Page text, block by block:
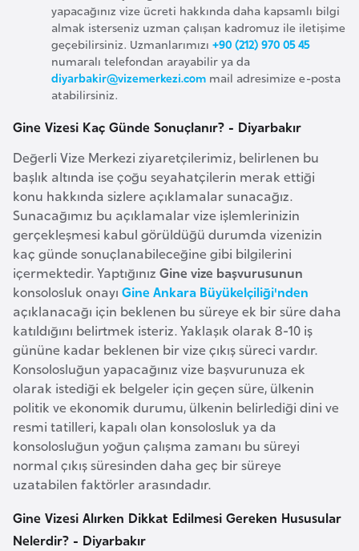
yapacağınız vize ücreti hakkında daha kapsamlı bilgi
almak isterseniz uzman çalışan kadromuz ile iletişime
geçebilirsiniz. Uzmanlarımızı +90 (212) 970 05 45
numaralı telefondan arayabilir ya da
diyarbakir@vizemerkezi.com mail adresimize e-posta
atabilirsiniz.
Gine Vizesi Kaç Günde Sonuçlanır? - Diyarbakır
Değerli Vize Merkezi ziyaretçilerimiz, belirlenen bu
başlık altında ise çoğu seyahatçilerin merak ettiği
konu hakkında sizlere açıklamalar sunacağız.
Sunacağımız bu açıklamalar vize işlemlerinizin
gerçekleşmesi kabul görüldüğü durumda vizenizin
kaç günde sonuçlanabileceğine gibi bilgilerini
içermektedir. Yaptığınız Gine vize başvurusunun
konsolosluk onayı Gine Ankara Büyükelçiliği'nden
açıklanacağı için beklenen bu süreye ek bir süre daha
katıldığını belirtmek isteriz. Yaklaşık olarak 8-10 iş
gününe kadar beklenen bir vize çıkış süreci vardır.
Konsolosluğun yapacağınız vize başvurunuza ek
olarak istediği ek belgeler için geçen süre, ülkenin
politik ve ekonomik durumu, ülkenin belirlediği dini ve
resmi tatilleri, kapalı olan konsolosluk ya da
konsolosluğun yoğun çalışma zamanı bu süreyi
normal çıkış süresinden daha geç bir süreye
uzatabilen faktörler arasındadır.
Gine Vizesi Alırken Dikkat Edilmesi Gereken Hususular
Nelerdir? - Diyarbakır
i
b
u
t
i
Ç
i
n
D
a
n
i
m
a
r
a